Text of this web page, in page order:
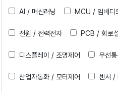
AI / 머신러닝 MCU / 임베디
전원 / 전력전자 PCB / 회로
디스플레이 / 조명제어 무선통
산업자동화 / 모터제어 센서 /